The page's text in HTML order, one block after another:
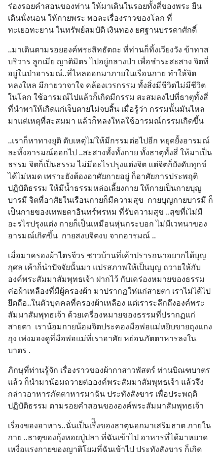
ร่องรอยคำสอนของท่าน ให้มาเดินในรอยทั้งสี่ของพระ ยืน
เดินนั่งนอน ให้กายพระ พอละเรื่องราวของโลก ที่
ทะเยอทะยาน ในทรัพย์สมบัติ เงินทอง ยศฐานบรรดาศักดิ์
..มาเดินตามรอยองค์พระสิทธัตถะ ที่ท่านก็ทิ้งเวียงวัง ข้าทาส
บริวาร ลูกเมีย ญาติมิตร ไปอยู่กลางป่า เพื่อชำระสะสาง จิตที่
อยู่ในป่าอารมณ์..ที่ไหลออกมาภายในเรือนกาย ทำให้จิต
หลงใหล มีกายวาจาใจ คล้องเวรกรรม ทั้งสิ่งมีชีวิตไม่มีชีวิต
ในโลก ใช้อารมณ์ไปแล้วก็เกิดมีกรรม สะสมลงไปที่ธาตุทั้งสี่
ที่นำพาให้เกิดแก่เจ็บตายไม่จบสิ้น เมื่อรู้ว่า กรรมนั้นมันไหล
มาแต่เหตุที่สะสมมา แล้วก็หลงใหลใช้อารมณ์กรรมเกิดขึ้น
..เราก็หาทางยุติ ดับเหตุไม่ให้มีกรรมต่อไปอีก หยุดยั้งอารมณ์
ละทิ้งอารมณ์ออกไป ..สะสางทั้งทั้งกาย ทั้งธาตุทั้งสี่ ให้มาเป็น
ธรรม จิตก็เป็นธรรม ไม่มีอะไรปรุงแต่งจิต แต่จิตก็ยังดับทุกข์
ได้ไม่หมด เพราะยังต้องอาศัยกายอยู่ ก็อาศัยการประพฤติ
ปฏิบัติธรรม ให้มีน้ำธรรมหล่อเลี้ยงกาย ให้กายเป็นกายบุญ
บารมี จิตที่อาศัยในเรือนกายก็มีความสุข  กายบุญกายบารมี ก็
เป็นกายของเทพยดาอินทร์พรหม ที่รับความสุข ..สุขที่เไม่มี
อะรไรปรุงแต่ง กายก็เป็นเหมือนหุ่นกระบอก ไม่มีเวทนาของ
อารมณ์เกิดขึ้น  กายสงบจิตงบ จากอารมณ์ ..
เมื่อมาครองผ้าไตรจีวร ชาวบ้านที่เค้าปรารถนาอยากได้บุญ
กุศล เค้าก็นำปัจจัยนั้นมา แปรสภาพให้เป็นบุญ ถวายให้กับ
องค์พระสัมมาสัมพุทธเจ้า ฝากไว้ กับเคร่องหมายของธรรม
ค่อผ้าเหลืองที่มีผู้ครองผ้า มาปรากฏให่แก่สายตา เราไม่ได้ไป
ยึดถือ..ในตัวบุคคลที่ครองผ้าเหลือง แต่เราระลึกถึงองค์พระ
สัมมาสัมพุทธเจ้า ด้วยเครื่องหมายของธรรมที่ปรากฏแก่
สายตา  เราน้อมกายน้อมจิตประคองมือพ่อแม่หยิบขายถุงแกง
ถุง เพ่งมองดูที่มือพ่อแม่ที่เราอาศัย หย่อนภัตตาหารลงใน
บาตร .
ภิกษุที่ท่านรู้จัก เรื่องราวของผ้ากาสาวพัสตร์ ท่านบิณฑบาตร
แล้ว ก็นำมาน้อมถวายต่อองค์พระสัมมาสัมพุทธเจ้า แล้วจึง
กล่าวอาหารภัตตาหารมาฉัน ประทังสังขาร เพื่อประพฤติ
ปฏิบัติธรรม ตามรอยคำสอนขององค์พระสัมมาสัมพุทธเจ้า
เรื่องของอาหาร..นั่นเป็นเรื่ิงของธาตุนอกมาเสริมธาต ภายใน
กาย ..ธาตุของกุ้งหอยปู่ปลา ที่ฉันเข้าไป อาหารที่ได้มาหยาด
เหงื่อแรงกายของญาติโยมที่ฉันเข้าไป ประทังสังขาร ก็เกิด